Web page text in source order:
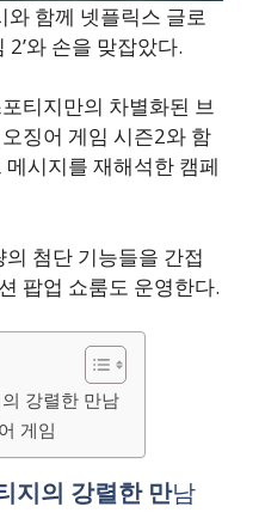
와 함께 넷플릭스 글로
2’와 손을 맞잡았다.
티지만의 차별화된 브
징어 게임 시즌2와 함
시지를 재해석한 캠페
첨단 기능들을 간접
팝업 쇼룸도 운영한다.
강렬한 만남
게임
지의 강렬한 만남